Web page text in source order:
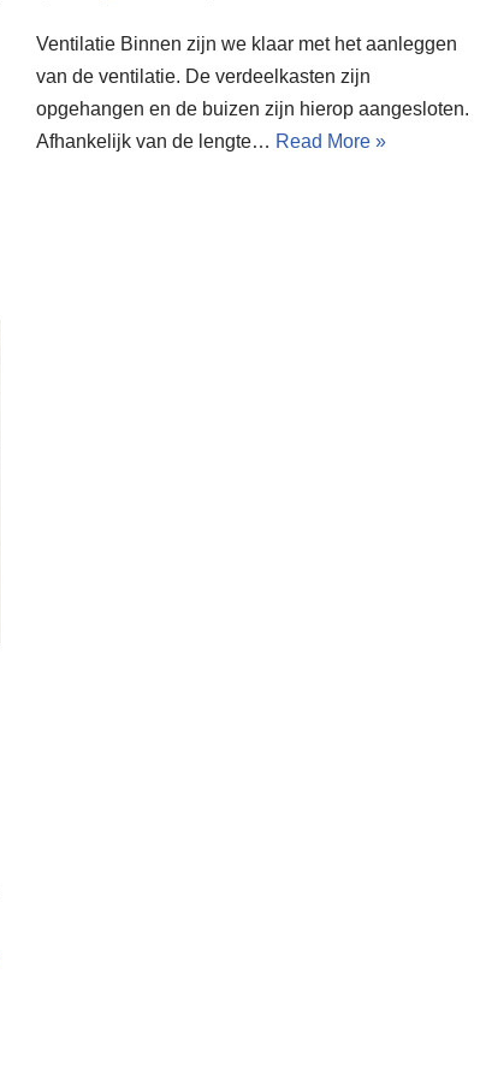
Ventilatie Binnen zijn we klaar met het aanleggen
van de ventilatie. De verdeelkasten zijn
opgehangen en de buizen zijn hierop aangesloten.
Afhankelijk van de lengte… Read More »